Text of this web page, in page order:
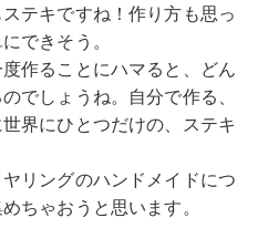
テキですね！作り方も思っ
できそう。
作ることにハマると、どん
でしょうね。自分で作る、
界にひとつだけの、ステキ
リングのハンドメイドにつ
ちゃおうと思います。